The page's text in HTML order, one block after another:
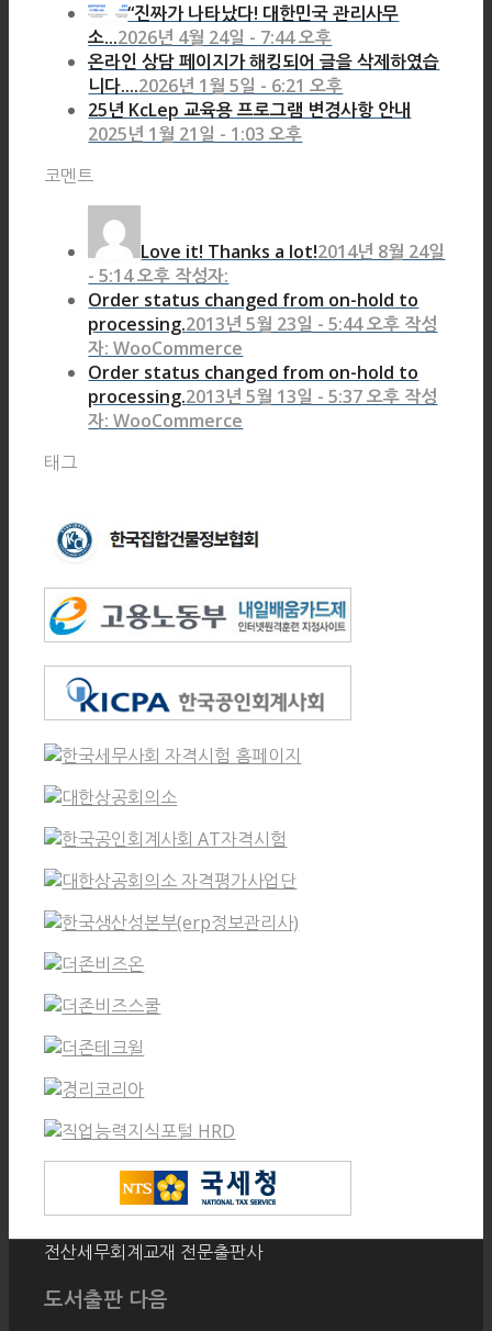
“진짜가 나타났다! 대한민국 관리사무
소...2026년 4월 24일 - 7:44 오후
온라인 상담 페이지가 해킹되어 글을 삭제하였습
니다....2026년 1월 5일 - 6:21 오후
25년 KcLep 교육용 프로그램 변경사항 안내
2025년 1월 21일 - 1:03 오후
코멘트
Love it! Thanks a lot!2014년 8월 24일
- 5:14 오후 작성자:
Order status changed from on-hold to
processing.2013년 5월 23일 - 5:44 오후 작성
자: WooCommerce
Order status changed from on-hold to
processing.2013년 5월 13일 - 5:37 오후 작성
자: WooCommerce
태그
전산세무회계교재 전문출판사
도서출판 다음